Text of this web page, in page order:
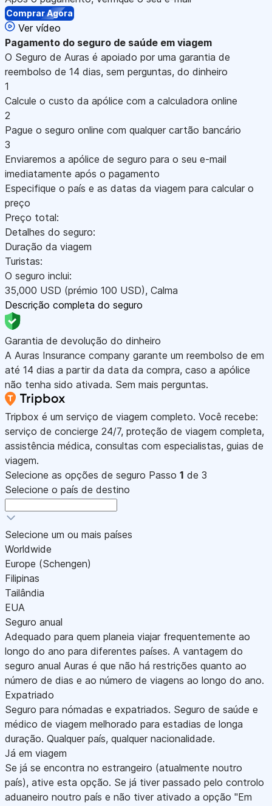
Comprar Agora
Ver vídeo
Pagamento do seguro de saúde em viagem
O Seguro de Auras é apoiado por uma garantia de
reembolso de 14 dias, sem perguntas, do dinheiro
1
Calcule o custo da apólice com a calculadora online
2
Pague o seguro online com qualquer cartão bancário
3
Enviaremos a apólice de seguro para o seu e-mail
imediatamente após o pagamento
Especifique o país e as datas da viagem para calcular o
preço
Preço total:
Detalhes do seguro:
Duração da viagem
Turistas:
O seguro inclui:
35,000 USD (prémio 100 USD), Calma
Descrição completa do seguro
Garantia de devolução do dinheiro
A Auras Insurance company garante um reembolso de em
até 14 dias a partir da data da compra, caso a apólice
não tenha sido ativada. Sem mais perguntas.
Tripbox é um serviço de viagem completo. Você recebe:
serviço de concierge 24/7, proteção de viagem completa,
assistência médica, consultas com especialistas, guias de
viagem.
Selecione as opções de seguro Passo 1 de 3
Selecione o país de destino
Selecione um ou mais países
Worldwide
Europe (Schengen)
Filipinas
Tailândia
EUA
Seguro anual
Adequado para quem planeia viajar frequentemente ao
longo do ano para diferentes países. A vantagem do
seguro anual Auras é que não há restrições quanto ao
número de dias e ao número de viagens ao longo do ano.
Expatriado
Seguro para nómadas e expatriados. Seguro de saúde e
médico de viagem melhorado para estadias de longa
duração. Qualquer país, qualquer nacionalidade.
Já em viagem
Se já se encontra no estrangeiro (atualmente noutro
país), ative esta opção. Se já tiver passado pelo controlo
aduaneiro noutro país e não tiver ativado a opção "Em